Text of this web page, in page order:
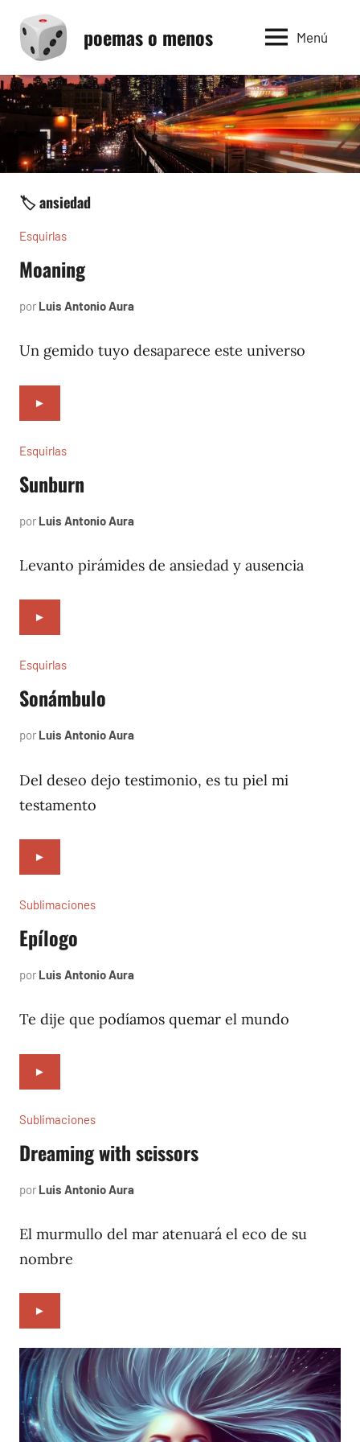
contenido
poemas o menos Menú
🏷️ ansiedad
Esquirlas
Moaning
por Luis Antonio Aura
2024
Un gemido tuyo desaparece este universo
►
Esquirlas
Sunburn
por Luis Antonio Aura
2024
Levanto pirámides de ansiedad y ausencia
►
Esquirlas
Sonámbulo
por Luis Antonio Aura
2024
Del deseo dejo testimonio, es tu piel mi
testamento
►
Sublimaciones
Epílogo
por Luis Antonio Aura
2023
Te dije que podíamos quemar el mundo
►
Sublimaciones
Dreaming with scissors
por Luis Antonio Aura
2023
El murmullo del mar atenuará el eco de su
nombre
►